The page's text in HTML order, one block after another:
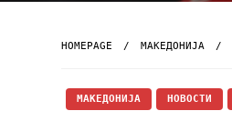
HOMEPAGE МАКЕДОНИЈА
МАКЕДОНИЈА НОВОСТИ